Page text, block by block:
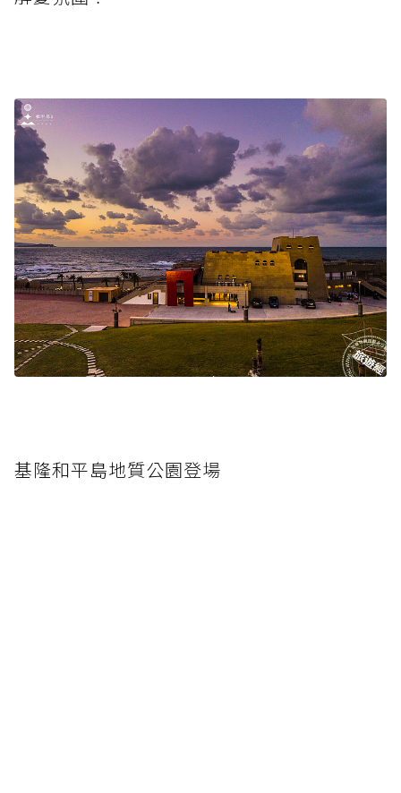
基隆和平島地質公園登場